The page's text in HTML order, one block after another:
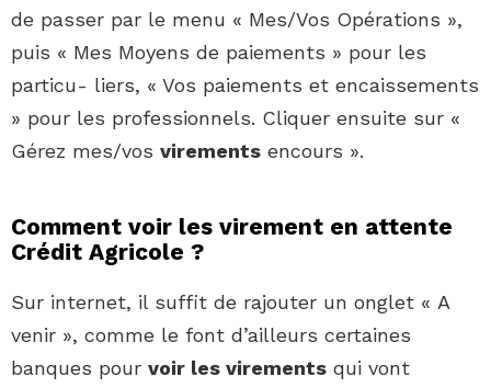
de passer par le menu « Mes/Vos Opérations »,
puis « Mes Moyens de paiements » pour les
particu- liers, « Vos paiements et encaissements
» pour les professionnels. Cliquer ensuite sur «
Gérez mes/vos virements encours ».
Comment voir les virement en attente
Crédit Agricole ?
Sur internet, il suffit de rajouter un onglet « A
venir », comme le font d’ailleurs certaines
banques pour voir les virements qui vont